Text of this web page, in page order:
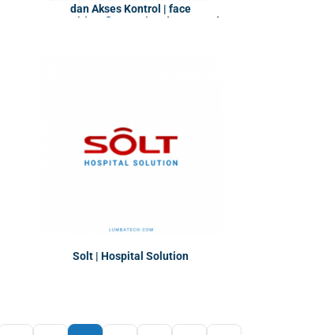
dan Akses Kontrol | face
recognition, fingerprint, dan ID card
Solt | Hospital Solution